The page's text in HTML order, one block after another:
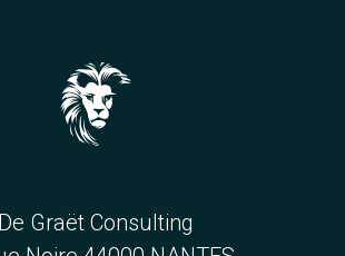
De Graët Consulting